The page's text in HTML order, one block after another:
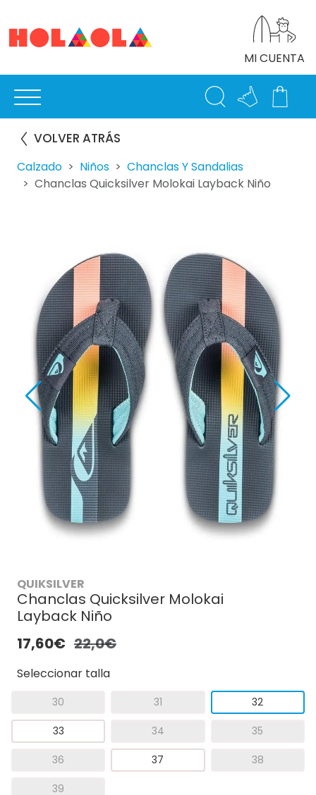
MI CUENTA
VOLVER ATRÁS
Calzado Niños
Chanclas Y Sandalias
Chanclas Quicksilver Molokai Layback Niño
QUIKSILVER
Chanclas Quicksilver Molokai
Layback Niño
17,60€ 22,0€
Seleccionar talla
30 31 32
33 34 35
36 37 38
39